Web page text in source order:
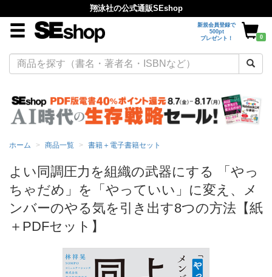
翔泳社の公式通販SEshop
新規会員登録で
500pt
プレゼント！
0
ホーム 商品一覧 書籍＋電子書籍セット
よい同調圧力を組織の武器にする 「やっ
ちゃだめ」を「やっていい」に変え、メ
ンバーのやる気を引き出す8つの方法【紙
＋PDFセット】